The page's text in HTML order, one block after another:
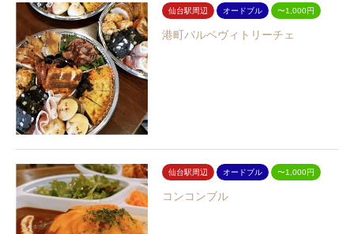
仙台駅周辺 オードブル 〜1,000円
港町バルベヴィトリーチェ
仙台駅周辺 オードブル 〜1,000円
コンコンブル